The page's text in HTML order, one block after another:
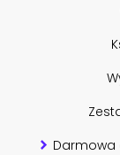
Darmowa